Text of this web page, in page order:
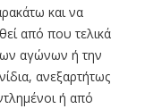
και να
από που τελικά
αγώνων ή την
ανεξαρτήτως
ή από